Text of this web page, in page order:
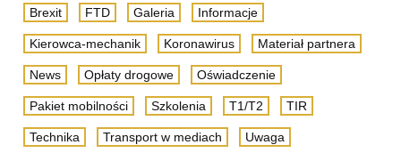
Brexit FTD Galeria Informacje
Kierowca-mechanik Koronawirus Materiał partnera
News Opłaty drogowe Oświadczenie
Pakiet mobilności Szkolenia T1/T2 TIR
Technika Transport w mediach Uwaga